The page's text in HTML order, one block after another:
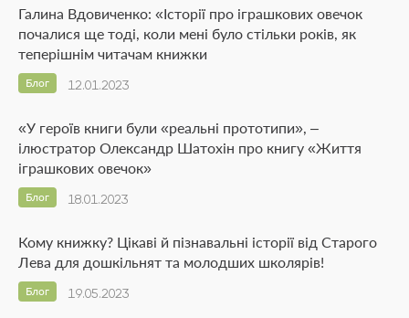
Галина Вдовиченко: «Історії про іграшкових овечок
почалися ще тоді, коли мені було стільки років, як
теперішнім читачам книжки
12.01.2023
Блог
«У героїв книги були «реальні прототипи», –
ілюстратор Олександр Шатохін про книгу «Життя
іграшкових овечок»
18.01.2023
Блог
Кому книжку? Цікаві й пізнавальні історії від Старого
Лева для дошкільнят та молодших школярів!
19.05.2023
Блог